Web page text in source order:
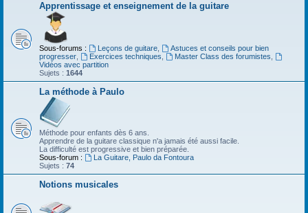
Apprentissage et enseignement de la guitare
Sous-forums : Leçons de guitare,
Astuces et conseils pour bien
progresser
Exercices techniques Master Class des forumistes
Vidéos avec partition
Sujets : 1644
La méthode à Paulo
Méthode pour enfants dès 6 ans.
Apprendre de la guitare classique n'a jamais été aussi facile.
La difficulté est progressive et bien préparée.
Sous-forum :
La Guitare, Paulo da Fontoura
Sujets : 74
Notions musicales